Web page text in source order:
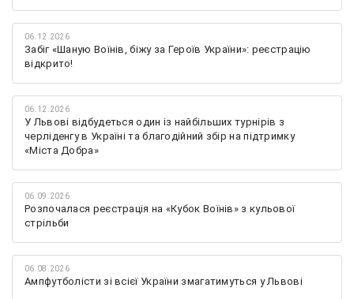
06.12.2026
Забіг «Шаную Воїнів, біжу за Героїв України»: реєстрацію
відкрито!
06.12.2026
У Львові відбудеться один із найбільших турнірів з
черліденгу в Україні та благодійний збір на підтримку
«Міста Добра»
06.09.2026
Розпочалася реєстрація на «Кубок Воїнів» з кульової
стрільби
06.08.2026
Ампфутболісти зі всієї України змагатимуться у Львові